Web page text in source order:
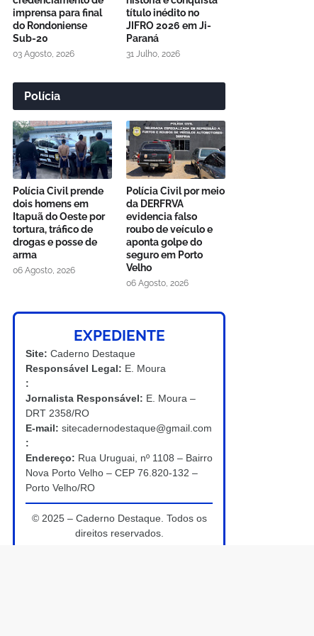
imprensa para final
do Rondoniense
Sub-20
03 Agosto, 2026
título inédito no
JIFRO 2026 em Ji-
Paraná
31 Julho, 2026
Polícia
Polícia Civil prende
dois homens em
Itapuã do Oeste por
tortura, tráfico de
drogas e posse de
arma
06 Agosto, 2026
Polícia Civil por meio
da DERFRVA
evidencia falso
roubo de veículo e
aponta golpe do
seguro em Porto
Velho
06 Agosto, 2026
EXPEDIENTE
Site: Caderno Destaque
Responsável Legal: E. Moura
:
Jornalista Responsável: E. Moura –
DRT 2358/RO
E-mail: sitecadernodestaque@gmail.com
:
Endereço: Rua Uruguai, nº 1108 – Bairro
Nova Porto Velho – CEP 76.820-132 –
Porto Velho/RO
© 2025 – Caderno Destaque. Todos os
direitos reservados.